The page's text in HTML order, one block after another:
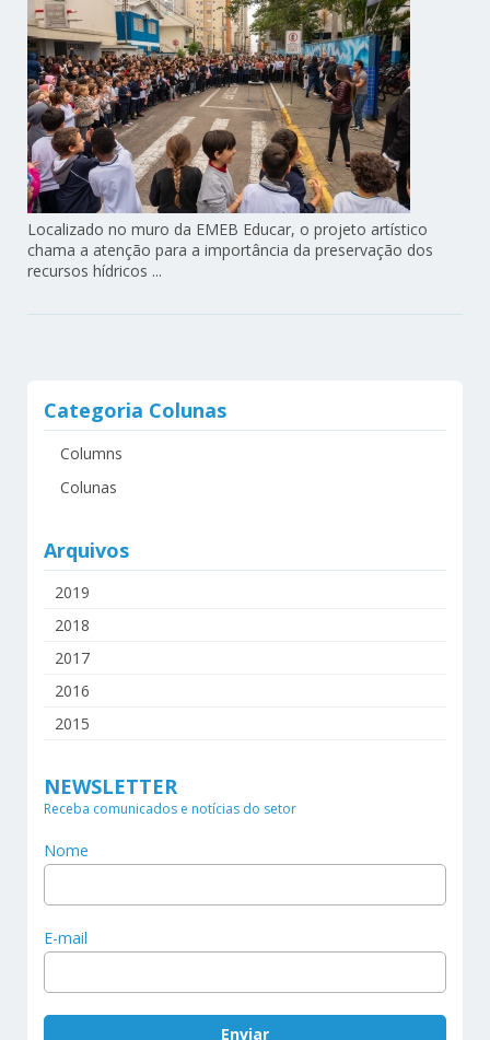
Localizado no muro da EMEB Educar, o projeto artístico
chama a atenção para a importância da preservação dos
recursos hídricos ...
Categoria Colunas
Columns
Colunas
Arquivos
2019
2018
2017
2016
2015
NEWSLETTER
Receba comunicados e notícias do setor
Nome
E-mail